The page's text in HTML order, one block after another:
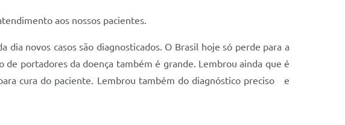
aos nossos pacientes.
dia novos casos são diagnosticados. O Brasil hoje só perde para a
de portadores da doença também é grande. Lembrou ainda que é
cura do paciente. Lembrou também do diagnóstico preciso e